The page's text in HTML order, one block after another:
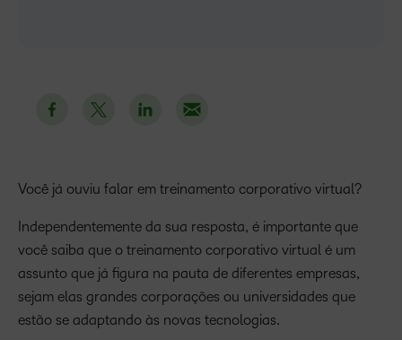
Você já ouviu falar em treinamento corporativo virtual?
Independentemente da sua resposta, é importante que
você saiba que o treinamento corporativo virtual é um
assunto que já figura na pauta de diferentes empresas,
sejam elas grandes corporações ou universidades que
estão se adaptando às novas tecnologias.